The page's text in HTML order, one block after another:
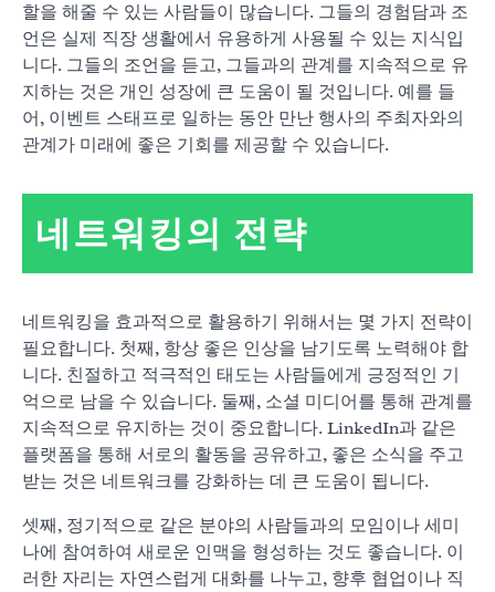
할을 해줄 수 있는 사람들이 많습니다. 그들의 경험담과 조
언은 실제 직장 생활에서 유용하게 사용될 수 있는 지식입
니다. 그들의 조언을 듣고, 그들과의 관계를 지속적으로 유
지하는 것은 개인 성장에 큰 도움이 될 것입니다. 예를 들
어, 이벤트 스태프로 일하는 동안 만난 행사의 주최자와의
관계가 미래에 좋은 기회를 제공할 수 있습니다.
네트워킹의 전략
네트워킹을 효과적으로 활용하기 위해서는 몇 가지 전략이
필요합니다. 첫째, 항상 좋은 인상을 남기도록 노력해야 합
니다. 친절하고 적극적인 태도는 사람들에게 긍정적인 기
억으로 남을 수 있습니다. 둘째, 소셜 미디어를 통해 관계를
지속적으로 유지하는 것이 중요합니다. LinkedIn과 같은
플랫폼을 통해 서로의 활동을 공유하고, 좋은 소식을 주고
받는 것은 네트워크를 강화하는 데 큰 도움이 됩니다.
셋째, 정기적으로 같은 분야의 사람들과의 모임이나 세미
나에 참여하여 새로운 인맥을 형성하는 것도 좋습니다. 이
러한 자리는 자연스럽게 대화를 나누고, 향후 협업이나 직